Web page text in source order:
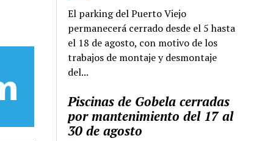
El parking del Puerto Viejo
permanecerá cerrado desde el 5 hasta
el 18 de agosto, con motivo de los
trabajos de montaje y desmontaje
del...
Piscinas de Gobela cerradas
por mantenimiento del 17 al
30 de agosto